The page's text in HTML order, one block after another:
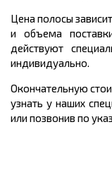
Цена полосы
и объема
действуют
индивидуально.
Окончательную
узнать у наших
или позвонив по